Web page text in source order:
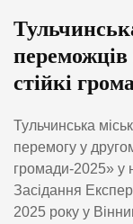
переможців
стійкі
Тульчинська
перемогу у
громади-2025» у
Засідання
2025 року у